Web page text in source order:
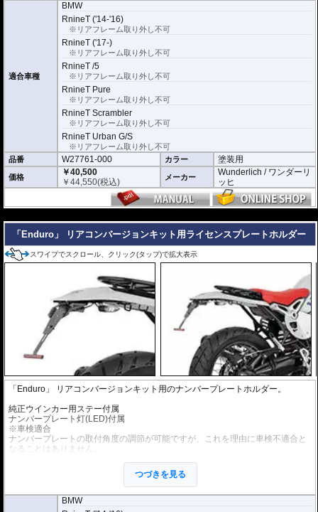
適合車種
BMW
RnineT ('14-'16)
※リアフレーム取り外し不可
RnineT ('17-)
※リアフレーム取り外し不可
RnineT /5
※リアフレーム取り外し不可
RnineT Pure
※リアフレーム取り外し不可
RnineT Scrambler
※リアフレーム取り外し不可
RnineT Urban G/S
※リアフレーム取り外し不可
品番
W27761-000 カラー 塗装用
価格
￥40,500
￥44,550(税込) メーカー
Wunderlich / ワンダーリ
ッヒ
「Enduro」 リアコンバージョンキット用ライセンスプレートホルダー
スワイプでスクロール、クリック(タップ)で拡大表示
「Enduro」 リアコンバージョンキット用のナンバープレートホルダー。
純正ウインカー用ステー付属
ナンバープレート灯(LED)付属
※車検適合
ナンバープレートの取付角度の調節が可能ですが、これを理由に車検不適合と
なることはありません。
つづきを見る
BMW